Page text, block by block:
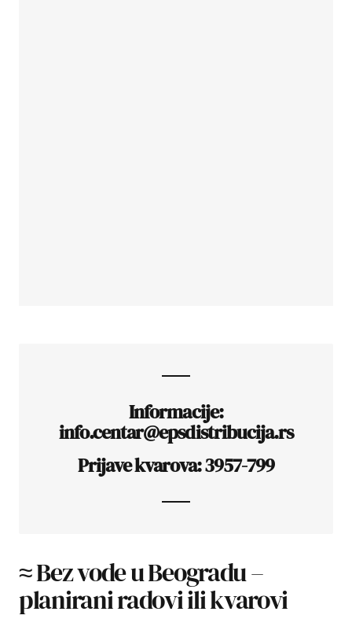
Informacije:
info.centar@epsdistribucija.rs
Prijave kvarova: 3957-799
≈ Bez vode u Beogradu –
planirani radovi ili kvarovi